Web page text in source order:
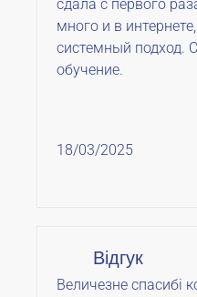
сдала с первого
много и в
системный подход.
обучение.
18/03/2025
Відгук
Величезне спасибі